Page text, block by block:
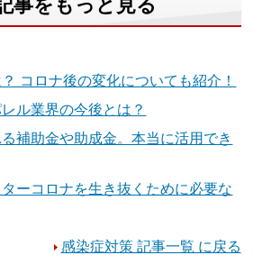
事をもっと見る
コロナ後の変化についても紹介！
ル業界の今後とは？
補助金や助成金。本当に活用でき
ーコロナを生き抜くために必要な
感染症対策 記事一覧 に戻る